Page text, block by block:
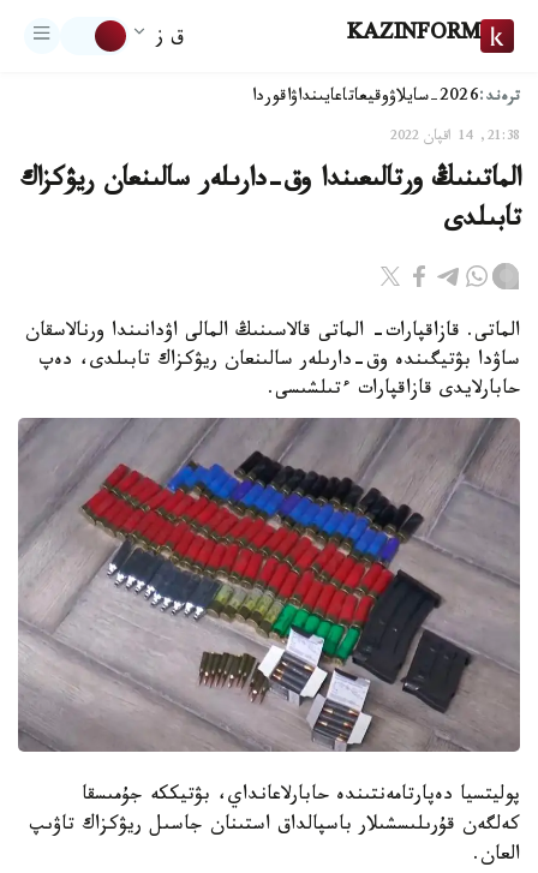
KAZINFORM ق ز
ترەند:2026-سايلاۋ وقيعاتاعايىنداۋاقوردا
21:38, 14 اقپان 2022
الماتىنىڭ ورتالىعىندا وق-دارىلەر سالىنعان ريۋكزاك
تابىلدى
الماتى. قازاقپارات- الماتى قالاسىنىڭ المالى اۋدانىندا ورنالاسقان
ساۋدا بۋتيگىندە وق-دارىلەر سالىنعان ريۋكزاك تابىلدى، دەپ
حابارلايدى قازاقپارات ءتىلشىسى.
پوليتسيا دەپارتامەنتىندە حابارلاعانداي، بۋتيككە جۇمىسقا
كەلگەن قۇرىلىسشىلار باسپالداق استىنان جاسىل ريۋكزاك تاۋىپ
العان.